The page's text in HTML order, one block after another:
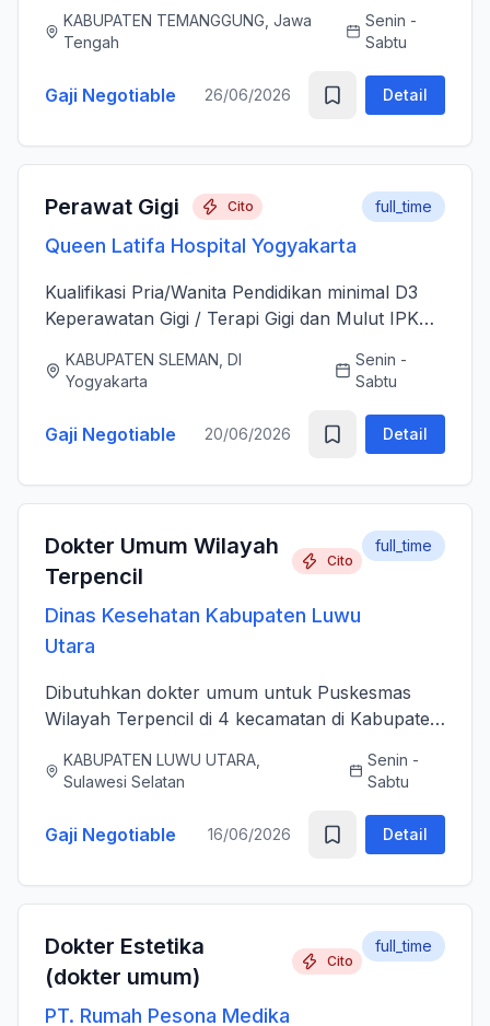
kepenataan anestesi sebelum, selama, dan
sesudah Tindakan Operasi 3....
KABUPATEN TEMANGGUNG, Jawa
Tengah
Senin -
Sabtu
Gaji Negotiable 26/06/2026 Detail
Perawat Gigi Cito
Queen Latifa Hospital Yogyakarta
full_time
Kualifikasi Pria/Wanita Pendidikan minimal D3
Keperawatan Gigi / Terapi Gigi dan Mulut IPK
(STR) yang masih aktif Memiliki ijazah dan
sertifikat pendu...
KABUPATEN SLEMAN, DI
Yogyakarta
Senin -
Sabtu
Gaji Negotiable 20/06/2026 Detail
Dokter Umum Wilayah
Terpencil
Cito
Dinas Kesehatan Kabupaten Luwu
Utara
full_time
Dibutuhkan dokter umum untuk Puskesmas
Wilayah Terpencil di 4 kecamatan di Kabupaten
KABUPATEN LUWU UTARA,
Sulawesi Selatan
Senin -
Sabtu
Gaji Negotiable 16/06/2026 Detail
Dokter Estetika
(dokter umum)
Cito
PT. Rumah Pesona Medika
full_time